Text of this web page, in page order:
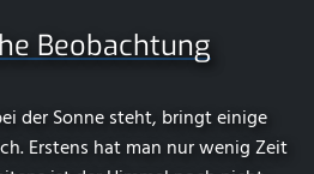
Beobachtung
der Sonne steht, bringt einige
Erstens hat man nur wenig Zeit